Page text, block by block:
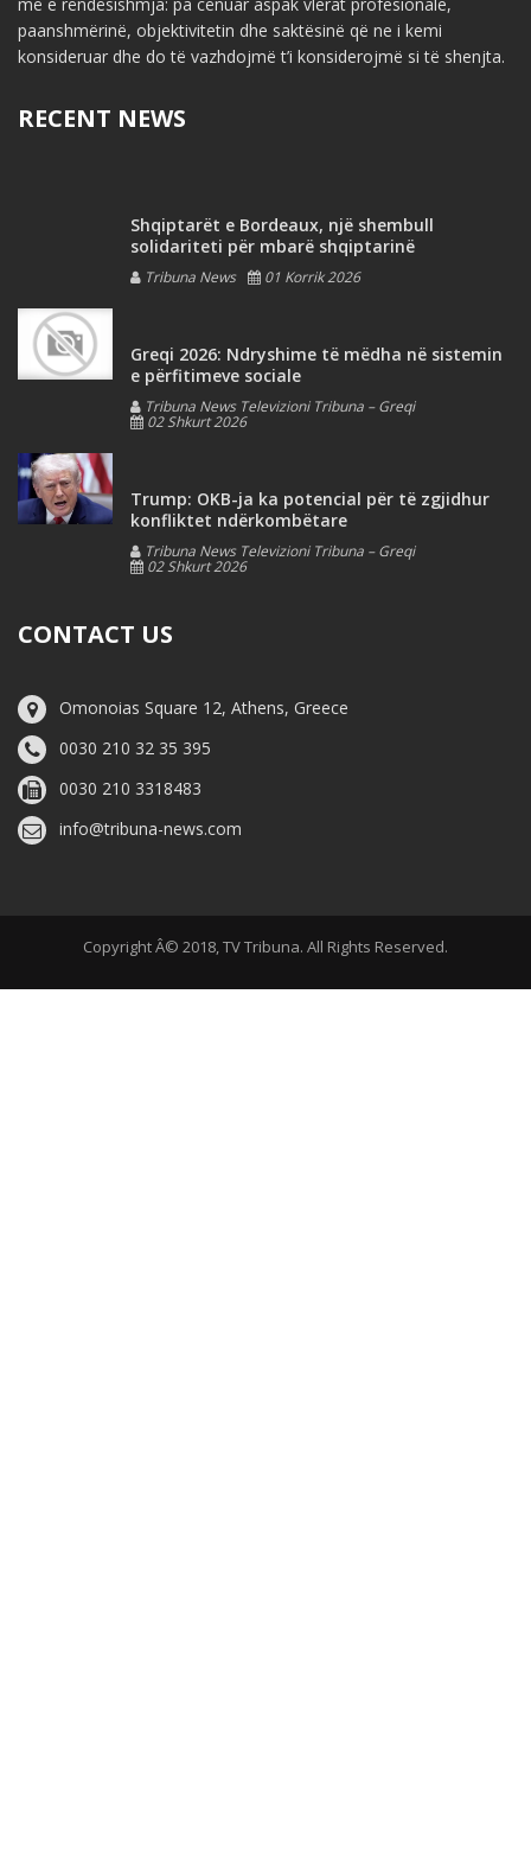
paanshmërinë, objektivitetin dhe saktësinë që ne i kemi
konsideruar dhe do të vazhdojmë t’i konsiderojmë si të shenjta.
RECENT NEWS
Shqiptarët e Bordeaux, një shembull
solidariteti për mbarë shqiptarinë
Tribuna News 01 Korrik 2026
Greqi 2026: Ndryshime të mëdha në sistemin
e përfitimeve sociale
Tribuna News Televizioni Tribuna – Greqi
02 Shkurt 2026
Trump: OKB-ja ka potencial për të zgjidhur
konfliktet ndërkombëtare
Tribuna News Televizioni Tribuna – Greqi
02 Shkurt 2026
CONTACT US
Omonoias Square 12, Athens, Greece
0030 210 32 35 395
0030 210 3318483
info@tribuna-news.com
Copyright Â© 2018, TV Tribuna. All Rights Reserved.